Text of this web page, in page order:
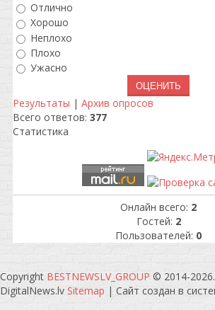
Отлично
Хорошо
Неплохо
Плохо
Ужасно
Результаты | Архив опросов
Всего ответов: 377
Статистика
Онлайн всего: 2
Гостей: 2
Пользователей: 0
Copyright BESTNEWSLV_GROUP © 2014-2026.
DigitalNews.lv Sitemap | Сайт создан в